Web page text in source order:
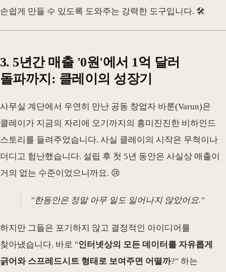
손쉽게 만들 수 있도록 도와주는 강력한 도구입니다. 🛠️
3. 5년간 매출 '0원'에서 1억 달러
돌파까지: 클레이의 성장기
사무실 계단에서 우연히 만난 공동 창업자 바룬(Varun)은
클레이가 지금의 자리에 오기까지의 흥미진진한 비하인드
스토리를 들려주었습니다. 사실 클레이의 시작은 무척이나
더디고 험난했습니다. 설립 후 첫 5년 동안은 사실상 매출이
거의 없는 수준이었으니까요. 😢
"한동안은 정말 아무 일도 일어나지 않았어요."
하지만 그들은 포기하지 않고 결정적인 아이디어를
찾아냈습니다. 바로 "인터넷상의 모든 데이터를 자유롭게
긁어와 스프레드시트 형태로 보여주면 어떨까?" 하는